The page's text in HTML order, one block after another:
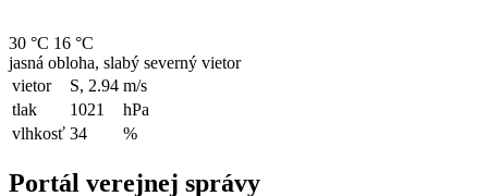
30 °C 16 °C
jasná obloha, slabý severný vietor
vietor
S, 2.94 m/s
tlak
1021
hPa
vlhkosť 34 %
Portál verejnej správy